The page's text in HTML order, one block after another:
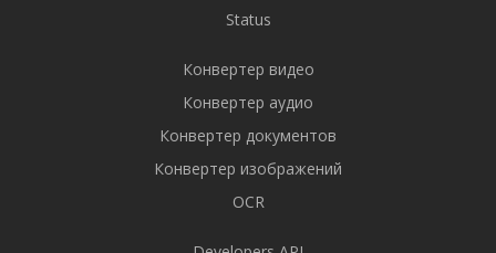
Status
Конвертер видео
Конвертер аудио
Конвертер документов
Конвертер изображений
OCR